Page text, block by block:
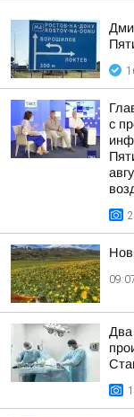
с
Два